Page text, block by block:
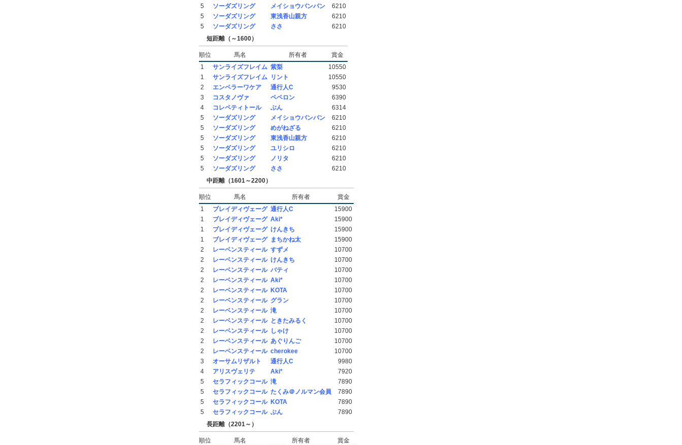
5
ソーダズリング メイショウバンバン
6210
5
ソーダズリング 東浅香山親方
6210
5
ソーダズリング ささ
6210
短距離（～1600）
順位 馬名 所有者
賞金
1
サンライズフレイム 紫梨
10550
1
サンライズフレイム リント
10550
2
エンペラーワケア 通行人C
9530
3
コスタノヴァ ペペロン
6390
4
コレペティトール ぶん
6314
5
ソーダズリング メイショウバンバン
6210
5
ソーダズリング めがねざる
6210
5
ソーダズリング 東浅香山親方
6210
5
ソーダズリング ユリシロ
6210
5
ソーダズリング ノリタ
6210
5
ソーダズリング ささ
6210
中距離（1601～2200）
順位 馬名 所有者
賞金
1
ブレイディヴェーグ 通行人C
15900
1
ブレイディヴェーグ Aki*
15900
1
ブレイディヴェーグ けんきち
15900
1
ブレイディヴェーグ まちかね太
15900
2
レーベンスティール すずメ
10700
2
レーベンスティール けんきち
10700
2
レーベンスティール バティ
10700
2
レーベンスティール Aki*
10700
2
レーベンスティール KOTA
10700
2
レーベンスティール グラン
10700
2
レーベンスティール 滝
10700
2
レーベンスティール ときたみるく
10700
2
レーベンスティール しゃけ
10700
2
レーベンスティール あぐりんご
10700
2
レーベンスティール cherokee
10700
3
オーサムリザルト 通行人C
9980
4
アリスヴェリテ Aki*
7920
5
セラフィックコール 滝
7890
5
セラフィックコール たくみ＠ノルマン会員
7890
5
セラフィックコール KOTA
7890
5
セラフィックコール ぶん
7890
長距離（2201～）
順位 馬名 所有者
賞金